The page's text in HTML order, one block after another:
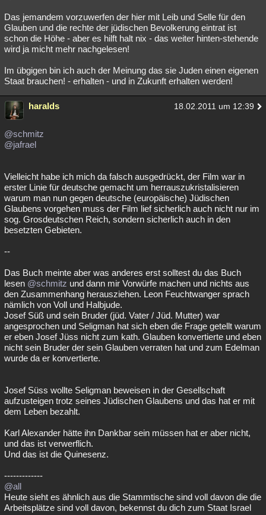
Das jemandem vorzuwerfen der hier mit Leib und Selle für den
Glauben und die rechte der jüdischen Bevolkerung eintrat ist
schon die Höhe - aber es hilft halt nix - das weiter hinten-stehende
wird ja micht mehr nachgelesen!
Im übgigen bin ich auch der Meinung das sie Juden einen eigenen
Staat brauchen! - erhalten - und in Zukunft erhalten werden!
haralds 18.02.2011 um 12:39
@schmitz
@jafrael
Vielleicht habe ich mich da falsch ausgedrückt, der Film war in
erster Linie für deutsche gemacht um herrauszukristalisieren
warum man nun gegen deutsche (europäische) Jüdischen
Glaubens vorgehen muss der Film lief sicherlich auch nicht nur im
sog. Grosdeutschen Reich, sondern sicherlich auch in den
besetzten Gebieten.
--
Das Buch meinte aber was anderes erst solltest du das Buch
lesen @schmitz und dann mir Vorwürfe machen und nichts aus
den Zusammenhang herausziehen. Leon Feuchtwanger sprach
nämlich von Voll und Halbjude.
Josef Süß und sein Bruder (jüd. Vater / Jüd. Mutter) war
angesprochen und Seligman hat sich eben die Frage getellt warum
er eben Josef Jüss nicht zum kath. Glauben konvertierte und eben
nicht sein Bruder der sein Glauben verraten hat und zum Edelman
wurde da er konvertierte.
Josef Süss wollte Seligman beweisen in der Gesellschaft
aufzusteigen trotz seines Jüdischen Glaubens und das hat er mit
dem Leben bezahlt.
Karl Alexander hätte ihn Dankbar sein müssen hat er aber nicht,
und das ist verwerflich.
Und das ist die Quinesenz.
-------------
@all
Heute sieht es ähnlich aus die Stammtische sind voll davon die die
Arbeitsplätze sind voll davon, bekennst du dich zum Staat Israel